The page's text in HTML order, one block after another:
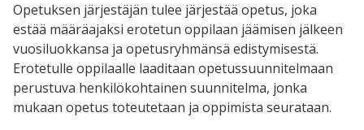
Opetuksen järjestäjän tulee järjestää opetus, joka
estää määräajaksi erotetun oppilaan jäämisen jälkeen
vuosiluokkansa ja opetusryhmänsä edistymisestä.
Erotetulle oppilaalle laaditaan opetussuunnitelmaan
perustuva henkilökohtainen suunnitelma, jonka
mukaan opetus toteutetaan ja oppimista seurataan.